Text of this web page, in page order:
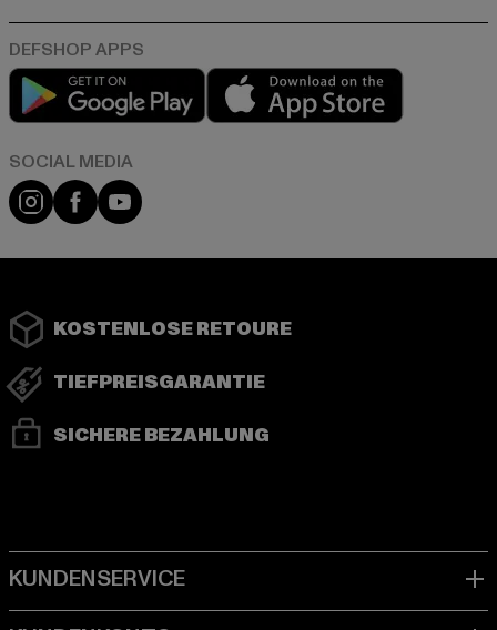
Play market
Instagram
FacebookYouTube
KOSTENLOSE RETOURE
TIEFPREISGARANTIE
SICHERE BEZAHLUNG